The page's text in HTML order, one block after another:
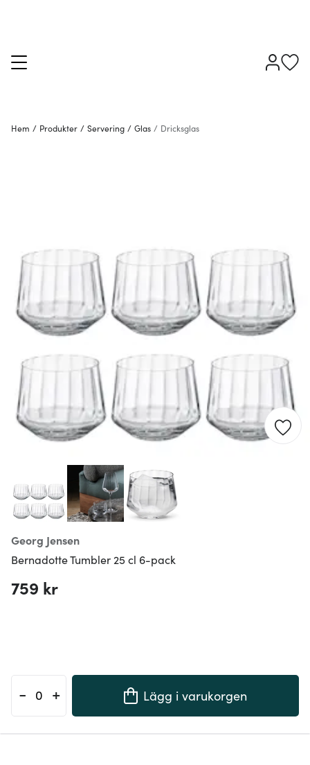
Hem / Produkter / Servering / Glas / Dricksglas
Georg Jensen
Bernadotte Tumbler 25 cl 6-pack
759 kr
- + Lägg i varukorgen